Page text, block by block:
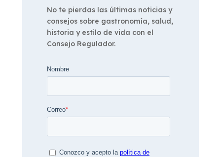
No te pierdas las últimas noticias y
consejos sobre gastronomía, salud,
historia y estilo de vida con el
Consejo Regulador.